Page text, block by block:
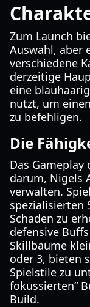
Zum Launch
Auswahl, aber
verschiedene
derzeitige
eine
nutzt, um
zu befehligen.
Die
Das
darum, Nigels
verwalten.
spezialisierten
Schaden zu
defensive
Skillbäume
oder 3, bieten
Spielstile zu
fokussierten“
Build.